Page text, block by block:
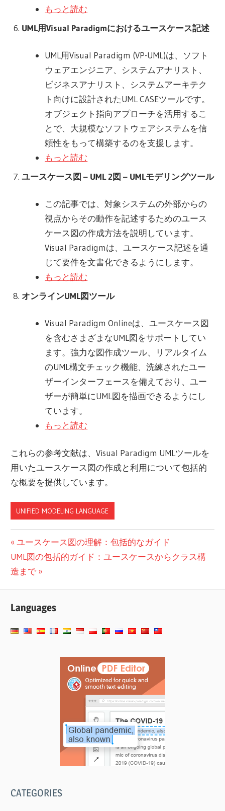
もっと読む
UML用Visual Paradigmにおけるユースケース記述
UML用Visual Paradigm (VP-UML)は、ソフト
ウェアエンジニア、システムアナリスト、
ビジネスアナリスト、システムアーキテク
ト向けに設計されたUML CASEツールです。
オブジェクト指向アプローチを活用するこ
とで、大規模なソフトウェアシステムを信
頼性をもって構築するのを支援します。
もっと読む
ユースケース図 – UML 2図 – UMLモデリングツール
この記事では、対象システムの外部からの
視点からその動作を記述するためのユース
ケース図の作成方法を説明しています。
Visual Paradigmは、ユースケース記述を通
じて要件を文書化できるようにします。
もっと読む
オンラインUML図ツール
Visual Paradigm Onlineは、ユースケース図
を含むさまざまなUML図をサポートしてい
ます。強力な図作成ツール、リアルタイム
のUML構文チェック機能、洗練されたユー
ザーインターフェースを備えており、ユー
ザーが簡単にUML図を描画できるようにし
ています。
もっと読む
これらの参考文献は、Visual Paradigm UMLツールを
用いたユースケース図の作成と利用について包括的
な概要を提供しています。
UNIFIED MODELING LANGUAGE
投
稿
ビ
前
の
投
ユースケース図の理解：包括的なガイド
次
の
UML図の包括的ガイド：ユースケースからクラス構
造まで
Languages
CATEGORIES